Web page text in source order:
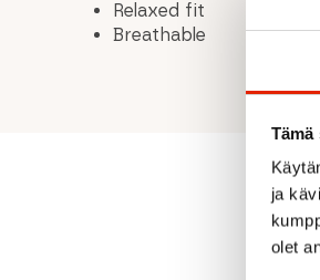
ja
olet
Relaxed fit
Breathable